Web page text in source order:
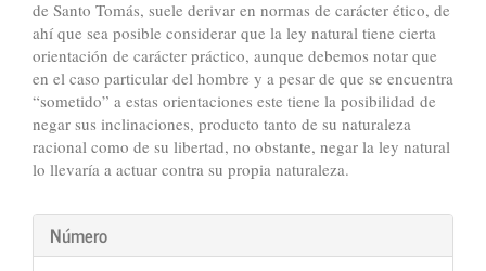
de Santo Tomás, suele derivar en normas de carácter ético, de
ahí que sea posible considerar que la ley natural tiene cierta
orientación de carácter práctico, aunque debemos notar que
en el caso particular del hombre y a pesar de que se encuentra
“sometido” a estas orientaciones este tiene la posibilidad de
negar sus inclinaciones, producto tanto de su naturaleza
racional como de su libertad, no obstante, negar la ley natural
lo llevaría a actuar contra su propia naturaleza.
Detalles
Número